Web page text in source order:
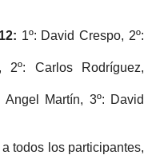
1º: David Crespo, 2º:
, 2º: Carlos Rodríguez,
Angel Martín, 3º: David
todos los participantes,